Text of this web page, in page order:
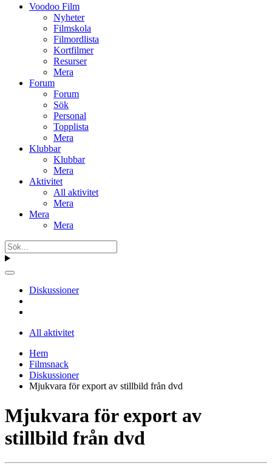
Voodoo Film
Nyheter
Filmskola
Filmordlista
Kortfilmer
Resurser
Mera
Forum
Forum
Sök
Personal
Topplista
Mera
Klubbar
Klubbar
Mera
Aktivitet
All aktivitet
Mera
Mera
Mera
Diskussioner
All aktivitet
Hem
Filmsnack
Diskussioner
Mjukvara för export av stillbild från dvd
Mjukvara för export av
stillbild från dvd